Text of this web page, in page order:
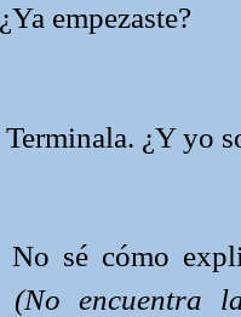
¿Ya empezaste?
Terminala. ¿Y yo
No sé cómo
(No encuentra